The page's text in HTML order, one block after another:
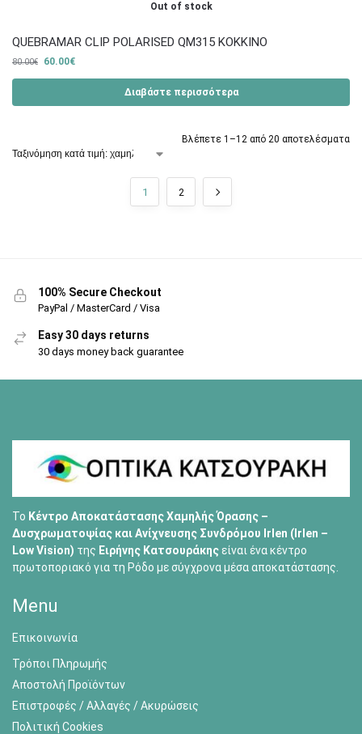
Out of stock
QUEBRAMAR CLIP POLARISED QM315 ΚΟΚΚΙΝΟ
80.00€ 60.00€
Διαβάστε περισσότερα
Βλέπετε 1–12 από 20 αποτελέσματα
1 2
100% Secure Checkout
PayPal / MasterCard / Visa
Easy 30 days returns
30 days money back guarantee
Το Κέντρο Αποκατάστασης Χαμηλής Όρασης –
Δυσχρωματοψίας και Ανίχνευσης Συνδρόμου Irlen (Irlen –
Low Vision) της Ειρήνης Κατσουράκηςείναι ένα κέντρο
πρωτοποριακό για τη Ρόδο με σύγχρονα μέσα αποκατάστασης.
Menu
Επικοινωνία
Τρόποι Πληρωμής
Αποστολή Προϊόντων
Επιστροφές / Αλλαγές / Ακυρώσεις
Πολιτική Cookies